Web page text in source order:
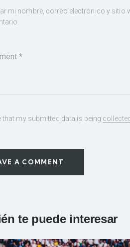
mi nombre, correo electrónico y sitio
that my submitted data is being
te puede interesar